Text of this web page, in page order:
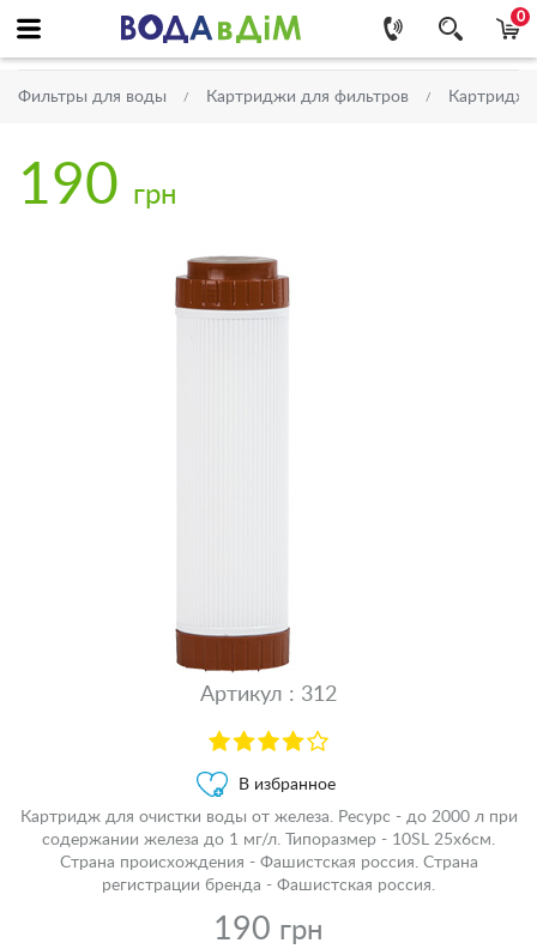
0
Фильтры для воды Картриджи для фильтров
190 грн
Артикул : 312
В избранное
Картридж для очистки воды от железа. Ресурс - до 2000 л при
содержании железа до 1 мг/л. Типоразмер - 10SL 25х6см.
Страна происхождения - Фашистская россия. Страна
регистрации бренда - Фашистская россия.
190 грн